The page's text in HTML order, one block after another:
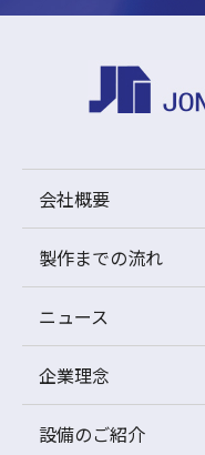
会社概要
製作までの流れ
ニュース
企業理念
設備のご紹介